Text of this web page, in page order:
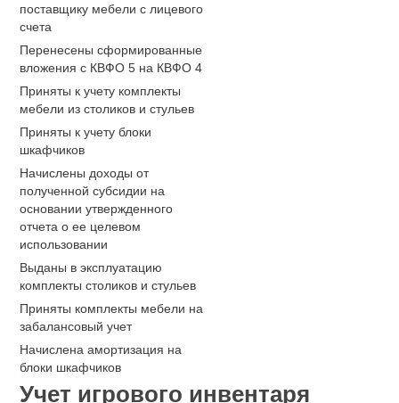
поставщику мебели с лицевого
счета
Перенесены сформированные
вложения с КВФО 5 на КВФО 4
Приняты к учету комплекты
мебели из столиков и стульев
Приняты к учету блоки
шкафчиков
Начислены доходы от
полученной субсидии на
основании утвержденного
отчета о ее целевом
использовании
Выданы в эксплуатацию
комплекты столиков и стульев
Приняты комплекты мебели на
забалансовый учет
Начислена амортизация на
блоки шкафчиков
Учет игрового инвентаря